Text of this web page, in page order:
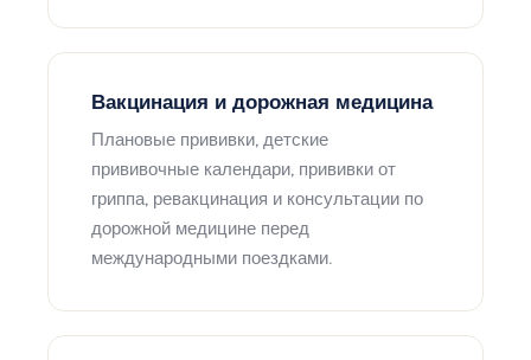
Вакцинация и дорожная медицина
Плановые прививки, детские
прививочные календари, прививки от
гриппа, ревакцинация и консультации по
дорожной медицине перед
международными поездками.